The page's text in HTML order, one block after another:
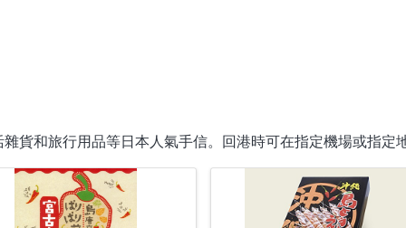
貨和旅行用品等日本人氣手信。回港時可在指定機場或指定